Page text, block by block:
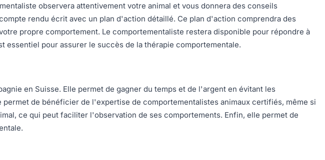
observera attentivement votre animal et vous donnera des conseils
rendu écrit avec un plan d'action détaillé. Ce plan d'action comprendra des
propre comportement. Le comportementaliste restera disponible pour répondre à
pour assurer le succès de la thérapie comportementale.
en Suisse. Elle permet de gagner du temps et de l'argent en évitant les
de bénéficier de l'expertise de comportementalistes animaux certifiés, même si
ce qui peut faciliter l'observation de ses comportements. Enfin, elle permet de